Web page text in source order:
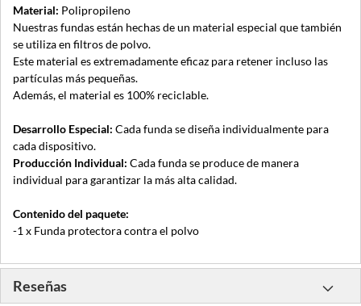
Material: Polipropileno
Nuestras fundas están hechas de un material especial que también
se utiliza en filtros de polvo.
Este material es extremadamente eficaz para retener incluso las
partículas más pequeñas.
Además, el material es 100% reciclable.
Desarrollo Especial: Cada funda se diseña individualmente para
cada dispositivo.
Producción Individual: Cada funda se produce de manera
individual para garantizar la más alta calidad.
Contenido del paquete:
-1 x Funda protectora contra el polvo
Reseñas